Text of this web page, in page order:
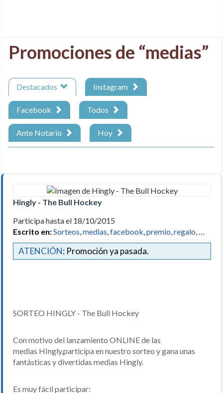
Promociones de “medias”
Destacados Instagram
Facebook Todos
Ante Notario Hoy
Hingly - The Bull Hockey
Participa hasta el 18/10/2015
Escrito en:Sorteos,medias,facebook,premio,regalo, …
ATENCIÓN: Promoción ya pasada.
SORTEO HINGLY - The Bull Hockey
Con motivo del lanzamiento ONLINE de las
medias HIngly,participa en nuestro sorteo y gana unas
fantásticas y divertidas medias Hingly.
Es muy fácil participar: